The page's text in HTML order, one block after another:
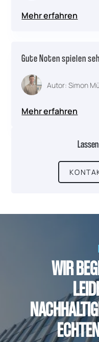
Mehr erfahren
Gute Noten spielen
Autor: Simon
Mehr erfahren
WIR